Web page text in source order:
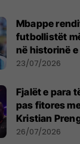
Mbappe
futbollistët
në historinë e
Botës, Messi
23/07/2026
Fjalët e para
pas fitores
Kristian
26/07/2026